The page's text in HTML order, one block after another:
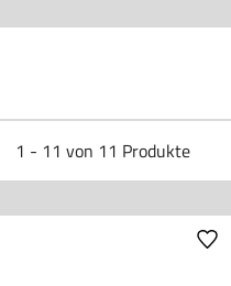
1 - 11 von 11 Produkte